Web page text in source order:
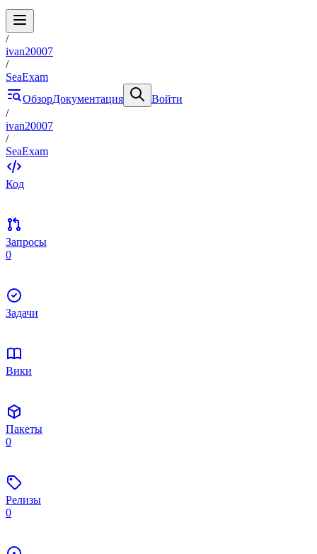
/
ivan20007
/
SeaExam
ОбзорДокументация
Войти
/
ivan20007
/
SeaExam
Код
Запросы
0
Задачи
Вики
Пакеты
0
Релизы
0